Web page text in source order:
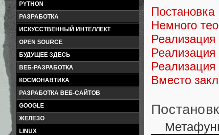
PYTHON
РАЗРАБОТКА
ИСКУССТВЕННЫЙ ИНТЕЛЛЕКТ
OPEN SOURCE
БУДУЩЕЕ ЗДЕСЬ
ВЕБ-РАЗРАБОТКА
КОСМОНАВТИКА
РАЗРАБОТКА ВЕБ-САЙТОВ
GOOGLE
ЖЕЛЕЗО
LINUX
Постановка
Немного
Вместо